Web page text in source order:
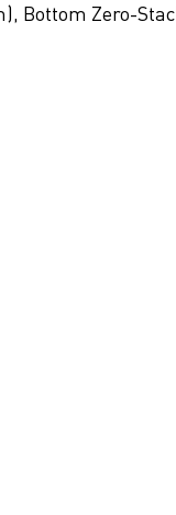
Bottom Zero-